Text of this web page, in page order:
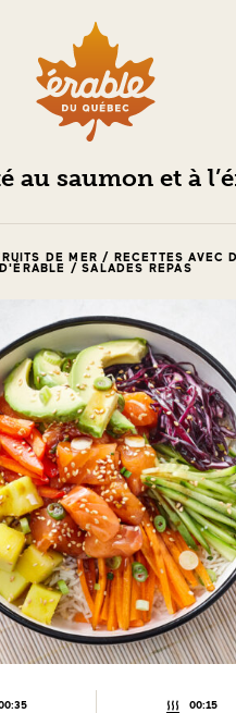
au saumon et à
DE MER / RECETTES AVEC
D'ÉRABLE / SALADES REPAS
TEMPS TEMPS
00:15